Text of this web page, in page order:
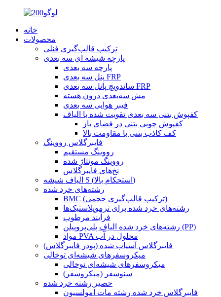
خانه
محصولات
ترکیب قالب‌گیری فنلی
پارچه شیشه ای سه بعدی
پارچه سه بعدی
پنل سه بعدی FRP
ساندویچ پانل سه بعدی FRP
مش سه‌بعدی درون هسته
فیبر هوایی سه بعدی
کفپوش بتنی سه بعدی تقویت شده با الیاف
کفپوش چوبی بتنی در فضای باز
کف کاذب بتنی با مقاومت بالا
فایبرگلاس رووینگ
رووینگ مستقیم
رووینگ مونتاژ شده
نخ‌های فایبرگلاس
الیاف شیشه S (استحکام بالا)
رشته‌های خرد شده
BMC (ترکیب قالب‌گیری حجمی)
رشته‌های خرد شده برای ترموپلاستیک‌ها
فرآیند مرطوب
رشته‌های خرد شده الیاف پلی‌پروپیلن (PP)
مواد PVA محلول در آب
فایبرگلاس آسیاب شده (پودر فایبرگلاس)
میکروسفرهای شیشه‌ای توخالی
میکروسفرهای شیشه‌ای توخالی
سنوسفر (میکروسفر)
حصیر رشته خرد شده
فایبرگلاس خرد شده رشته مات امولسیون